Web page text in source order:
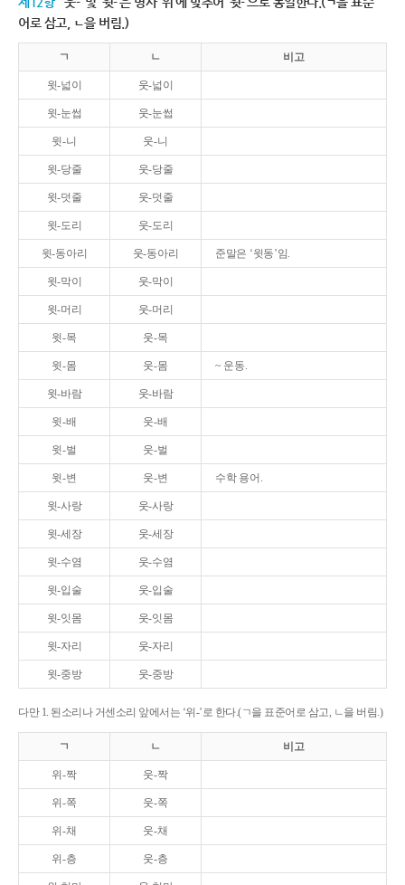
어로 삼고, ㄴ을 버림.)
ㄱ ㄴ 비고
윗-넓이 웃-넓이
윗-눈썹 웃-눈썹
윗-니 웃-니
윗-당줄 웃-당줄
윗-덧줄 웃-덧줄
윗-도리 웃-도리
윗-동아리 웃-동아리 준말은 ‘윗동’임.
윗-막이 웃-막이
윗-머리 웃-머리
윗-목 웃-목
윗-몸 웃-몸 ~ 운동.
윗-바람 웃-바람
윗-배 웃-배
윗-벌 웃-벌
윗-변 웃-변 수학 용어.
윗-사랑 웃-사랑
윗-세장 웃-세장
윗-수염 웃-수염
윗-입술 웃-입술
윗-잇몸 웃-잇몸
윗-자리 웃-자리
윗-중방 웃-중방
다만 1. 된소리나 거센소리 앞에서는 ‘위-’로 한다.(ㄱ을 표준어로 삼고, ㄴ을 버림.)
ㄱ ㄴ 비고
위-짝 웃-짝
위-쪽 웃-쪽
위-채 웃-채
위-층 웃-층